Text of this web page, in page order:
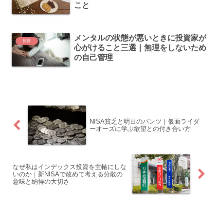
こと
投資
メンタルの状態が悪いときに投資家が
心がけること三選｜無理をしないため
の自己管理
NISA貧乏と明日のパンツ｜仮面ライダ
ーオーズに学ぶ欲望との付き合い方
なぜ私はインデックス投資を主軸にしな
いのか｜新NISAで改めて考える分散の
意味と納得の大切さ